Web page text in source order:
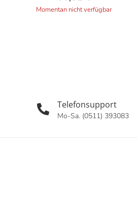
Momentan nicht verfügbar
Telefonsupport
Mo-Sa. (0511) 393083